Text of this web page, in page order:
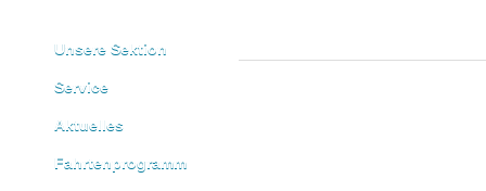
Unsere Sektion
Service
Aktuelles
Fahrtenprogramm